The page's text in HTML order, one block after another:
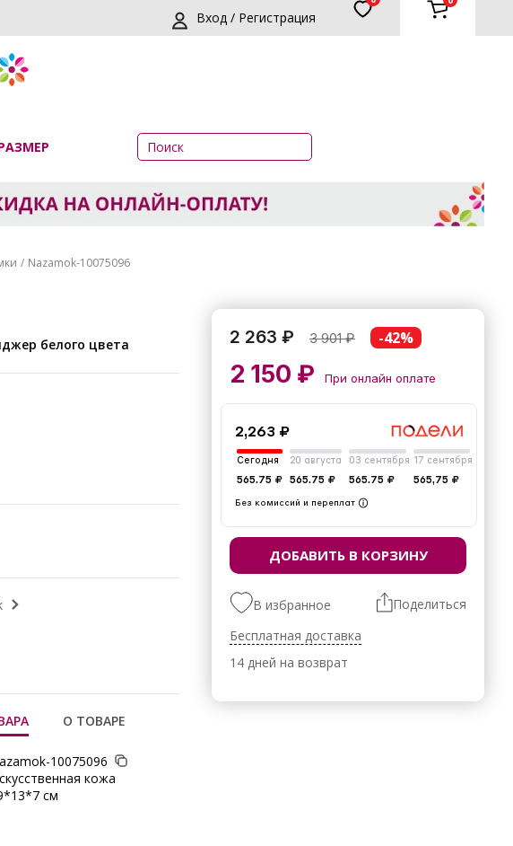
Вход / Регистрация
Nazamok-10075096
белого цвета
О ТОВАРЕ
10075096
кожа
см
2 263 ₽ 3 901₽ -42%
2 150 ₽ При онлайн оплате
2,263 ₽
Сегодня
565.75 ₽
20 августа
565.75 ₽
03 сентября
565.75 ₽
17 сентября
565,75 ₽
Без комиссий и переплат
ДОБАВИТЬ В КОРЗИНУ
В избранное
Поделиться
Бесплатная доставка
14 дней на возврат